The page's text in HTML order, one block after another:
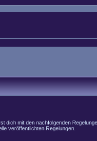
dich mit den nachfolgenden
veröffentlichten Regelungen.